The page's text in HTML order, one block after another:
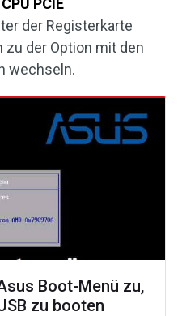
CPU PCIE
der Registerkarte
zu der Option mit den
wechseln.
Boot-Menü zu,
zu booten